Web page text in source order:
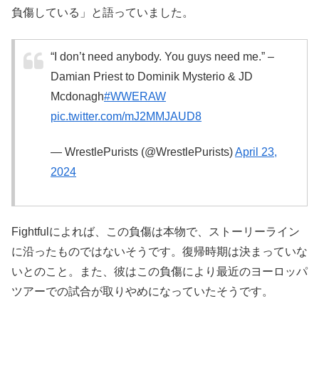
負傷している」と語っていました。
“I don’t need anybody. You guys need me.” –
Damian Priest to Dominik Mysterio & JD
Mcdonagh#WWERAW
pic.twitter.com/mJ2MMJAUD8
— WrestlePurists (@WrestlePurists)April 23,
2024
Fightfulによれば、この負傷は本物で、ストーリーライン
に沿ったものではないそうです。復帰時期は決まっていな
いとのこと。また、彼はこの負傷により最近のヨーロッパ
ツアーでの試合が取りやめになっていたそうです。